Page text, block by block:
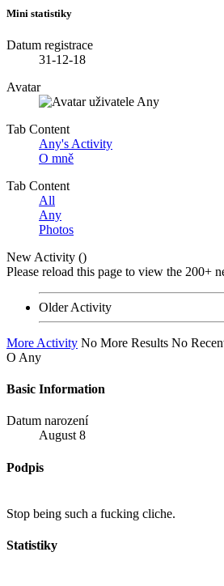
Mini statistiky
Datum registrace
31-12-18
Avatar
Tab Content
Any's Activity
O mně
Tab Content
All
Any
Photos
New Activity ()
Please reload this page to view the 200+
Older Activity
More Activity No More Results No
O Any
Basic Information
Datum narození
August 8
Podpis
Stop being such a fucking cliche.
Statistiky